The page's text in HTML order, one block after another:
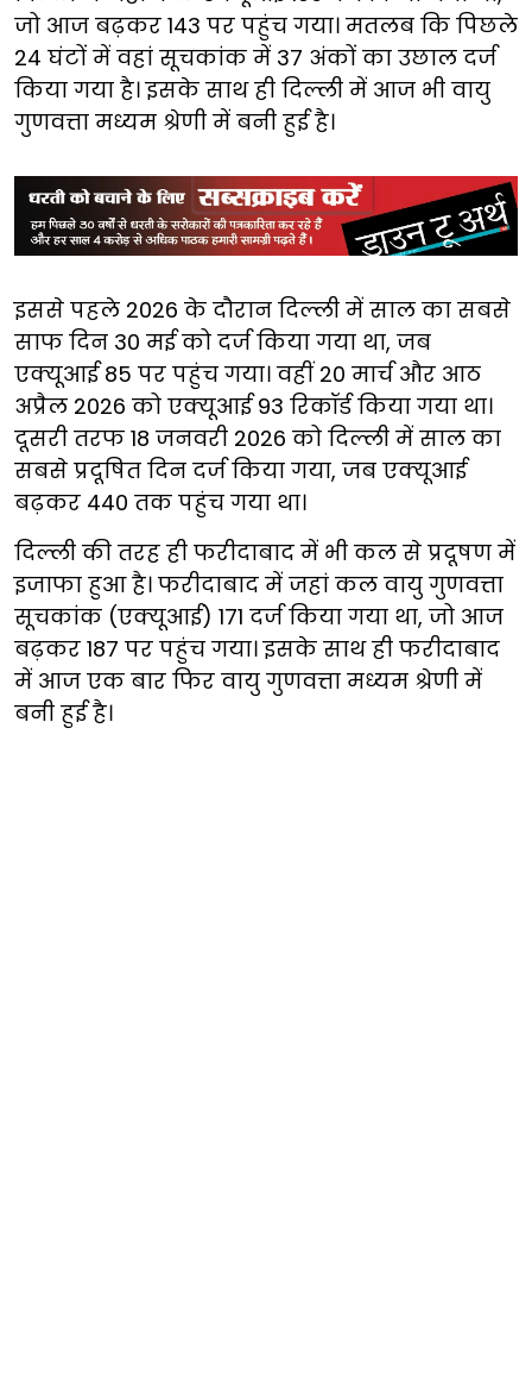
जो आज बढ़कर 143 पर पहुंच गया। मतलब कि पिछले
24 घंटों में वहां सूचकांक में 37 अंकों का उछाल दर्ज
किया गया है। इसके साथ ही दिल्ली में आज भी वायु
गुणवत्ता मध्यम श्रेणी में बनी हुई है।
इससे पहले 2026 के दौरान दिल्ली में साल का सबसे
साफ दिन 30 मई को दर्ज किया गया था, जब
एक्यूआई 85 पर पहुंच गया। वहीं 20 मार्च और आठ
अप्रैल 2026 को एक्यूआई 93 रिकॉर्ड किया गया था।
दूसरी तरफ 18 जनवरी 2026 को दिल्ली में साल का
सबसे प्रदूषित दिन दर्ज किया गया, जब एक्यूआई
बढ़कर 440 तक पहुंच गया था।
दिल्ली की तरह ही फरीदाबाद में भी कल से प्रदूषण में
इजाफा हुआ है। फरीदाबाद में जहां कल वायु गुणवत्ता
सूचकांक (एक्यूआई) 171 दर्ज किया गया था, जो आज
बढ़कर 187 पर पहुंच गया। इसके साथ ही फरीदाबाद
में आज एक बार फिर वायु गुणवत्ता मध्यम श्रेणी में
बनी हुई है।